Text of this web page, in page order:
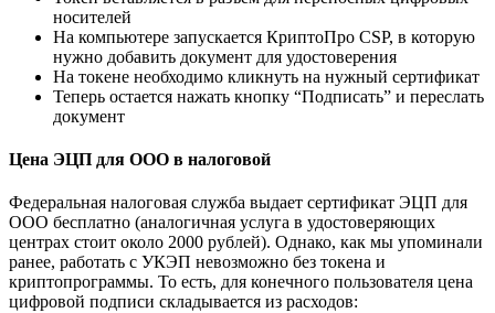
носителей
На компьютере запускается КриптоПро CSP, в которую
нужно добавить документ для удостоверения
На токене необходимо кликнуть на нужный сертификат
Теперь остается нажать кнопку “Подписать” и переслать
документ
Цена ЭЦП для ООО в налоговой
Федеральная налоговая служба выдает сертификат ЭЦП для
ООО бесплатно (аналогичная услуга в удостоверяющих
центрах стоит около 2000 рублей). Однако, как мы упоминали
ранее, работать с УКЭП невозможно без токена и
криптопрограммы. То есть, для конечного пользователя цена
цифровой подписи складывается из расходов: